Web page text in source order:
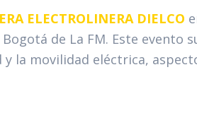
ELECTROLINERA DIELCO
de La FM. Este evento
la movilidad eléctrica,